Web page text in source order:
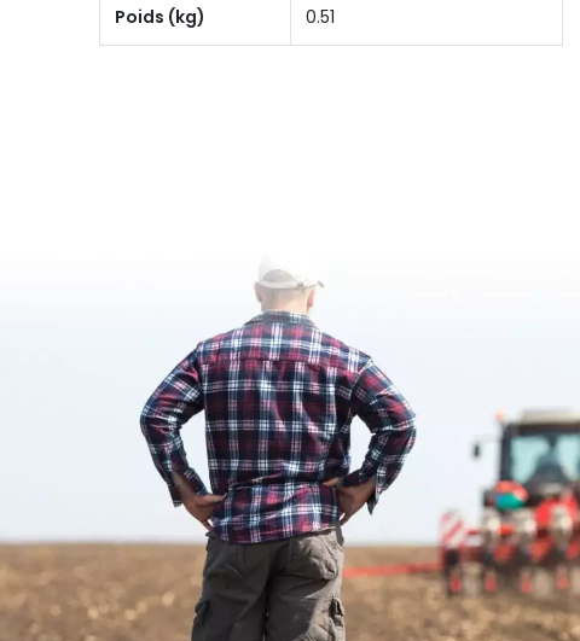
Poids (kg) 0.51